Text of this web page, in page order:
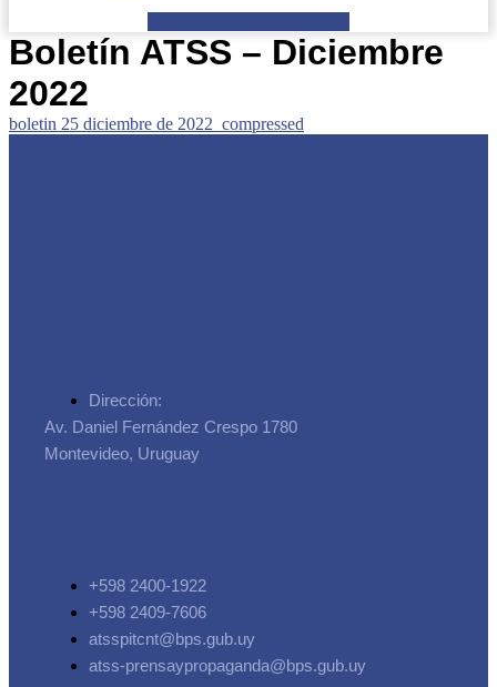
Boletín ATSS – Diciembre
2022
boletin 25 diciembre de 2022_compressed
Dirección:
Av. Daniel Fernández Crespo 1780
Montevideo, Uruguay
+598 2400-1922
+598 2409-7606
atsspitcnt@bps.gub.uy
atss-prensaypropaganda@bps.gub.uy